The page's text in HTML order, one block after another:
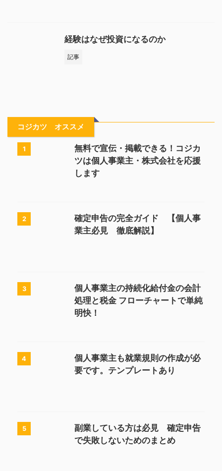
経験はなぜ投資になるのか
記事
コジカツ オススメ
1
無料で宣伝・掲載できる！コジカ
ツは個人事業主・株式会社を応援
します
2
確定申告の完全ガイド 【個人事
業主必見 徹底解説】
3
個人事業主の持続化給付金の会計
処理と税金 フローチャートで単純
明快！
4
個人事業主も就業規則の作成が必
要です。テンプレートあり
5
副業している方は必見 確定申告
で失敗しないためのまとめ